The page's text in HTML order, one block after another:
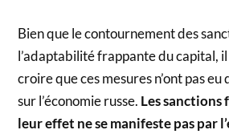
Bien que le contournement des
l’adaptabilité frappante du capital,
croire que ces mesures n’ont pas
sur l’économie russe. Les
leur effet ne se manifeste pas par